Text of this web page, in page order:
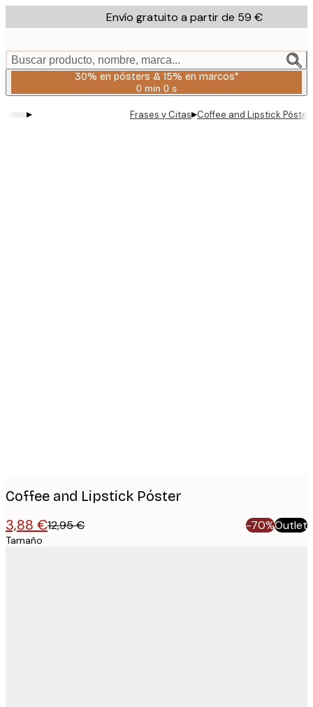
to
content.
Envío gratuito a partir de 59 €
Buscar producto, nombre, marca...
30% en pósters & 15% en marcos*
0 min 0 s
Válido
2026-
▸ Frases y Citas▸Coffee and Lipstick Póster
Coffee and Lipstick Póster
3,88 €12,95 € -70%Outlet
Tamaño